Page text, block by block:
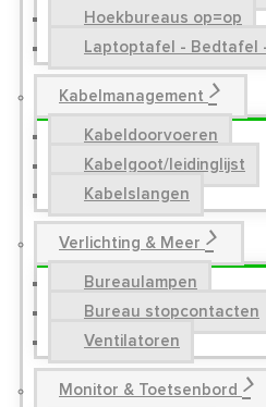
Hoekbureaus op=op
Laptoptafel - Bedtafel
Kabelmanagement
Kabeldoorvoeren
Kabelgoot/leidinglijst
Kabelslangen
Verlichting & Meer
Bureaulampen
Bureau stopcontacten
Ventilatoren
Monitor & Toetsenbord